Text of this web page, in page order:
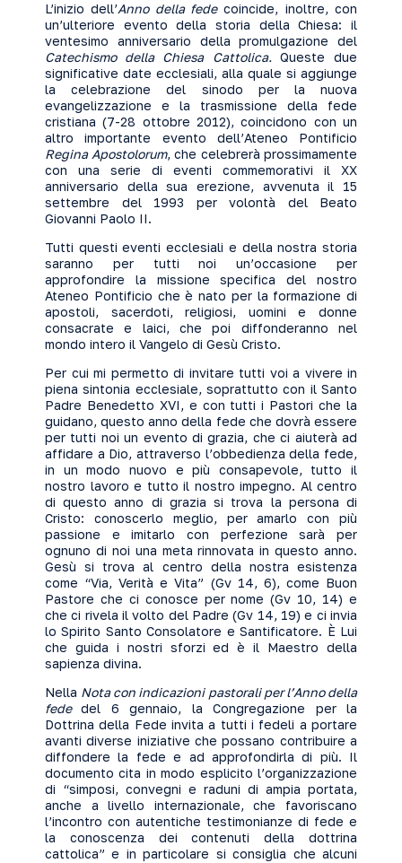
L’inizio dell’Anno della fedecoincide, inoltre, con
un’ulteriore evento della storia della Chiesa: il
ventesimo anniversario della promulgazione del
Catechismo della Chiesa Cattolica. Queste due
significative date ecclesiali, alla quale si aggiunge
la celebrazione del sinodo per la nuova
evangelizzazione e la trasmissione della fede
cristiana (7-28 ottobre 2012), coincidono con un
altro importante evento dell’Ateneo Pontificio
Regina Apostolorum, che celebrerà prossimamente
con una serie di eventi commemorativi il XX
anniversario della sua erezione, avvenuta il 15
settembre del 1993 per volontà del Beato
Giovanni Paolo II.
Tutti questi eventi ecclesiali e della nostra storia
saranno per tutti noi un’occasione per
approfondire la missione specifica del nostro
Ateneo Pontificio che è nato per la formazione di
apostoli, sacerdoti, religiosi, uomini e donne
consacrate e laici, che poi diffonderanno nel
mondo intero il Vangelo di Gesù Cristo.
Per cui mi permetto di invitare tutti voi a vivere in
piena sintonia ecclesiale, soprattutto con il Santo
Padre Benedetto XVI, e con tutti i Pastori che la
guidano, questo anno della fede che dovrà essere
per tutti noi un evento di grazia, che ci aiuterà ad
affidare a Dio, attraverso l’obbedienza della fede,
in un modo nuovo e più consapevole, tutto il
nostro lavoro e tutto il nostro impegno. Al centro
di questo anno di grazia si trova la persona di
Cristo: conoscerlo meglio, per amarlo con più
passione e imitarlo con perfezione sarà per
ognuno di noi una meta rinnovata in questo anno.
Gesù si trova al centro della nostra esistenza
come “Via, Verità e Vita” (Gv 14, 6), come Buon
Pastore che ci conosce per nome (Gv 10, 14) e
che ci rivela il volto del Padre (Gv 14, 19) e ci invia
lo Spirito Santo Consolatore e Santificatore. È Lui
che guida i nostri sforzi ed è il Maestro della
sapienza divina.
Nella Nota con indicazioni pastorali per l’Anno della
fededel 6 gennaio, la Congregazione per la
Dottrina della Fede invita a tutti i fedeli a portare
avanti diverse iniziative che possano contribuire a
diffondere la fede e ad approfondirla di più. Il
documento cita in modo esplicito l’organizzazione
di “simposi, convegni e raduni di ampia portata,
anche a livello internazionale, che favoriscano
l’incontro con autentiche testimonianze di fede e
la conoscenza dei contenuti della dottrina
cattolica” e in particolare si consiglia che alcuni